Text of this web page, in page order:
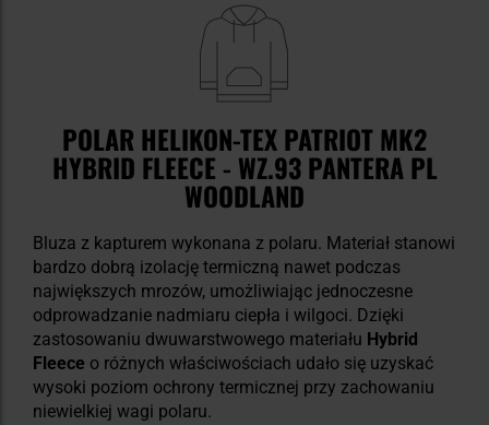
POLAR HELIKON-TEX PATRIOT MK2
HYBRID FLEECE - WZ.93 PANTERA PL
WOODLAND
Bluza z kapturem wykonana z polaru. Materiał stanowi
bardzo dobrą izolację termiczną nawet podczas
największych mrozów, umożliwiając jednoczesne
odprowadzanie nadmiaru ciepła i wilgoci. Dzięki
zastosowaniu dwuwarstwowego materiału Hybrid
Fleece o różnych właściwościach udało się uzyskać
wysoki poziom ochrony termicznej przy zachowaniu
niewielkiej wagi polaru.